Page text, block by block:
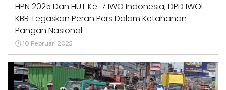
HPN 2025 Dan HUT Ke-7 IWO Indonesia, DPD IWOI
KBB Tegaskan Peran Pers Dalam Ketahanan
Pangan Nasional
10 Februari 2025